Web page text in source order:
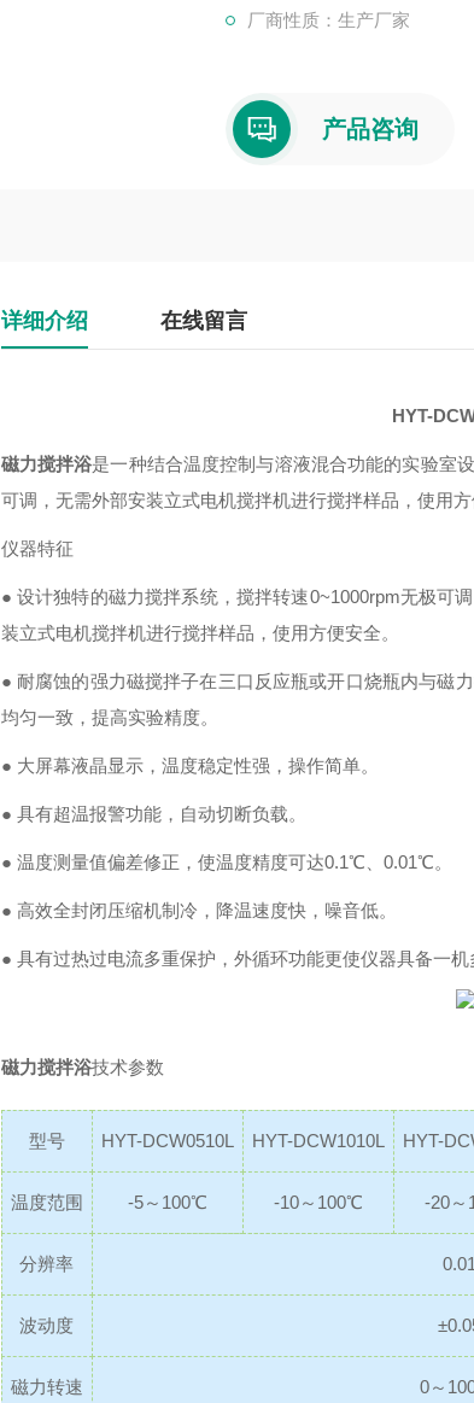
厂商性质：生产厂家
产品咨询
详细介绍 在线留言
HYT-
磁力搅拌浴是一种结合温度控制与溶液混合功能的实验室
可调，无需外部安装立式电机搅拌机进行搅拌样品，使用方
仪器特征
● 设计独特的磁力搅拌系统，搅拌转速0~1000rpm无极可
装立式电机搅拌机进行搅拌样品，使用方便安全。
● 耐腐蚀的强力磁搅拌子在三口反应瓶或开口烧瓶内与磁
均匀一致，提高实验精度。
● 大屏幕液晶显示，温度稳定性强，操作简单。
● 具有超温报警功能，自动切断负载。
● 温度测量值偏差修正，使温度精度可达0.1℃、0.01℃。
● 高效全封闭压缩机制冷，降温速度快，噪音低。
● 具有过热过电流多重保护，外循环功能更使仪器具备一机
磁力搅拌浴技术参数
型号 HYT-DCW0510L HYT-DCW1010L HYT-
温度范围 -5～100℃ -10～100℃ -20
分辨率
波动度
磁力转速 0～